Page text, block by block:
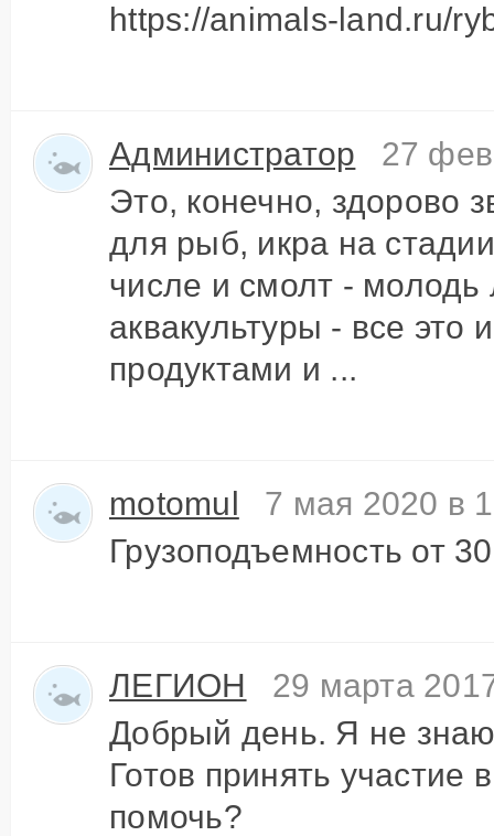
Образование
https://animals-land.ru/
Администратор
27
Это, конечно, здорово
для рыб, икра на
числе и смолт - молодь
аквакультуры - все это
продуктами и ...
motomul
7 мая 2020 в
Грузоподъемность от
ЛЕГИОН
29 марта
Добрый день. Я не знаю
Готов принять
помочь?